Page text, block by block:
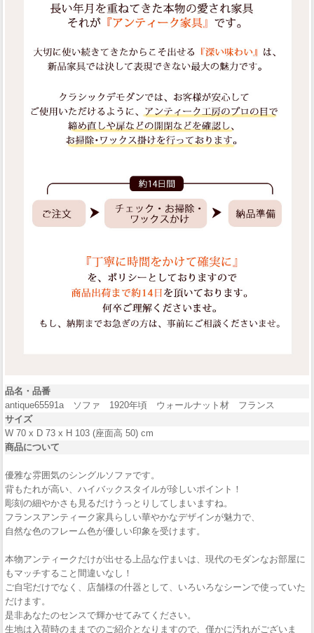
品名・品番
antique65591a ソファ 1920年頃 ウォールナット材 フランス
サイズ
W 70 x D 73 x H 103 (座面高 50) cm
商品について
優雅な雰囲気のシングルソファです。
背もたれが高い、ハイバックスタイルが珍しいポイント！
彫刻の細やかさも見るだけうっとりしてしまいますね。
フランスアンティーク家具らしい華やかなデザインが魅力で、
自然な色のフレーム色が優しい印象を受けます。
本物アンティークだけが出せる上品な佇まいは、現代のモダンなお部屋に
もマッチすること間違いなし！
ご自宅だけでなく、店舗様の什器として、いろいろなシーンで使っていた
だけます。
是非あなたのセンスで輝かせてみてください。
生地は入荷時のままでのご紹介となりますので、僅かに汚れがございま